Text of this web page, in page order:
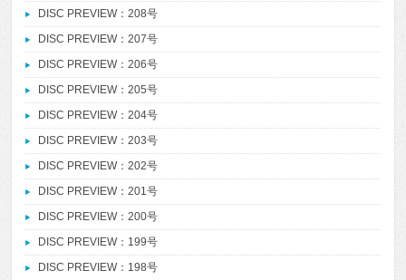
DISC PREVIEW：208号
DISC PREVIEW：207号
DISC PREVIEW：206号
DISC PREVIEW：205号
DISC PREVIEW：204号
DISC PREVIEW：203号
DISC PREVIEW：202号
DISC PREVIEW：201号
DISC PREVIEW：200号
DISC PREVIEW：199号
DISC PREVIEW：198号